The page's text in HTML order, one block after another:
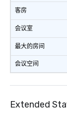
客房
会议室
最大的房间
会议空间
Extended